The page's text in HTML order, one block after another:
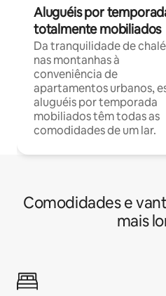
Aluguéis por
totalmente mobiliados
Da tranquilidade de
nas montanhas à
conveniência de
apartamentos urbanos,
aluguéis por temporada
mobiliados têm todas as
comodidades de um lar.
Comodidades e
mais